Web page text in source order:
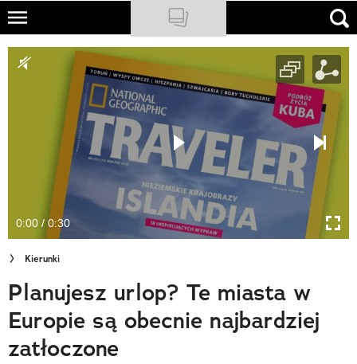
Skip
main
NATIONAL GEOGRAPHIC
TRAVELER
PODCASTY
Newsletter
Cuda Polski
Wielki Konkurs Fotograficzny
Trendbook Podróżniczy
Polecane
0:00 / 0:30
Kierunki
Planujesz urlop? Te miasta w
Europie są obecnie najbardziej
zatłoczone